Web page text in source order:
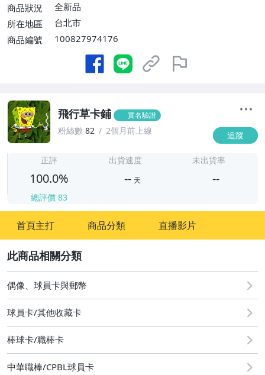
商品狀況
全新品
所在地區
台北市
商品編號
100827974176
飛行草卡鋪 實名驗證
粉絲數 82 2個月前上線 追蹤
正評
100.0%
總評價 83
出貨速度
-- 天
未出貨率
--
首頁主打 商品分類 直播影片
偶像、球員卡與郵幣
球員卡/其他收藏卡
棒球卡/職棒卡
中華職棒/CPBL球員卡